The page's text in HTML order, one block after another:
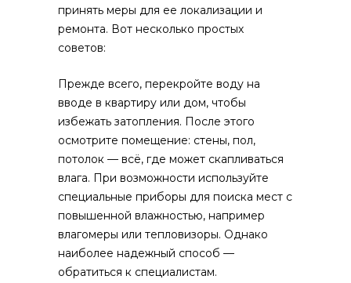
принять меры для ее локализации и
ремонта. Вот несколько простых
советов:
Прежде всего, перекройте воду на
вводе в квартиру или дом, чтобы
избежать затопления. После этого
осмотрите помещение: стены, пол,
потолок — всё, где может скапливаться
влага. При возможности используйте
специальные приборы для поиска мест с
повышенной влажностью, например
влагомеры или тепловизоры. Однако
наиболее надежный способ —
обратиться к специалистам.